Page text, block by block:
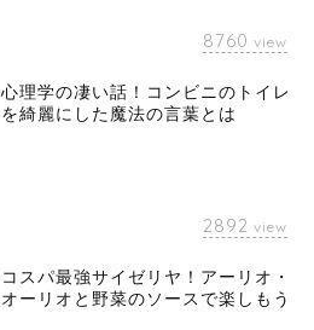
8760 view
心理学の凄い話！コンビニのトイレ
を綺麗にした魔法の言葉とは
2892 view
コスパ最強サイゼリヤ！アーリオ・
オーリオと野菜のソースで楽しもう